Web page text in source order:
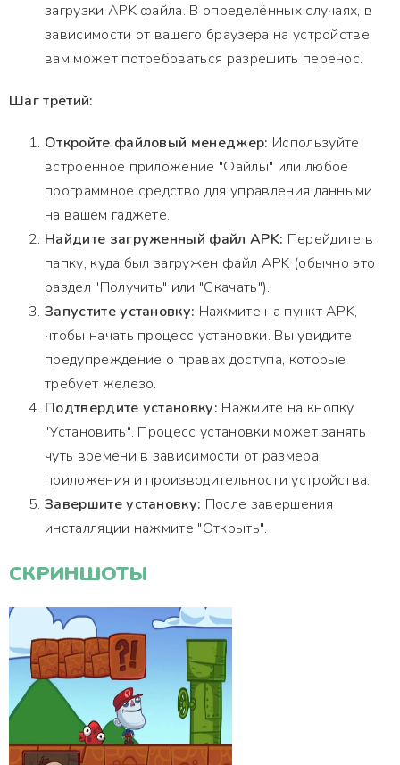
загрузки APK файла. В определённых случаях, в
зависимости от вашего браузера на устройстве,
вам может потребоваться разрешить перенос.
Шаг третий:
Откройте файловый менеджер: Используйте
встроенное приложение "Файлы" или любое
программное средство для управления данными
на вашем гаджете.
Найдите загруженный файл APK: Перейдите в
папку, куда был загружен файл APK (обычно это
раздел "Получить" или "Скачать").
Запустите установку: Нажмите на пункт APK,
чтобы начать процесс установки. Вы увидите
предупреждение о правах доступа, которые
требует железо.
Подтвердите установку: Нажмите на кнопку
"Установить". Процесс установки может занять
чуть времени в зависимости от размера
приложения и производительности устройства.
Завершите установку: После завершения
инсталляции нажмите "Открыть".
СКРИНШОТЫ